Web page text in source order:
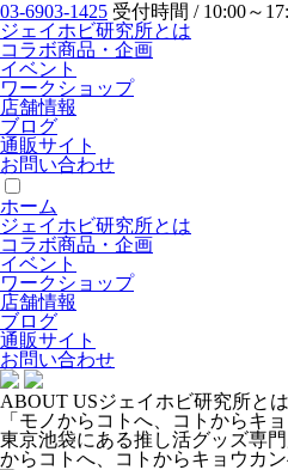
03-6903-1425 受付時間 / 10:00～
ジェイホビ研究所とは
コラボ商品・企画
イベント
ワークショップ
店舗情報
ブログ
通販サイト
お問い合わせ
ホーム
ジェイホビ研究所とは
コラボ商品・企画
イベント
ワークショップ
店舗情報
ブログ
通販サイト
お問い合わせ
ABOUT USジェイホビ研究所とは
「モノからコトへ、コトからキョ
東京池袋にある推し活グッズ専
からコトへ、コトからキョウカ